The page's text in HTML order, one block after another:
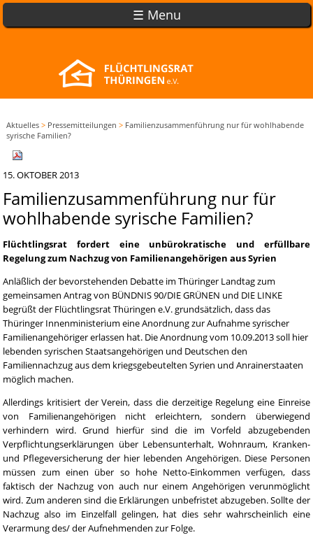
☰ Menu
Aktuelles > Pressemitteilungen > Familienzusammenführung nur für wohlhabende
syrische Familien?
15. OKTOBER 2013
Familienzusammenführung nur für
wohlhabende syrische Familien?
Flüchtlingsrat fordert eine unbürokratische und erfüllbare
Regelung zum Nachzug von Familienangehörigen aus Syrien
Anläßlich der bevorstehenden Debatte im Thüringer Landtag zum
gemeinsamen Antrag von BÜNDNIS 90/DIE GRÜNEN und DIE LINKE
begrüßt der Flüchtlingsrat Thüringen e.V. grundsätzlich, dass das
Thüringer Innenministerium eine Anordnung zur Aufnahme syrischer
Familienangehöriger erlassen hat. Die Anordnung vom 10.09.2013 soll hier
lebenden syrischen Staatsangehörigen und Deutschen den
Familiennachzug aus dem kriegsgebeutelten Syrien und Anrainerstaaten
möglich machen.
Allerdings kritisiert der Verein, dass die derzeitige Regelung eine Einreise
von Familienangehörigen nicht erleichtern, sondern überwiegend
verhindern wird. Grund hierfür sind die im Vorfeld abzugebenden
Verpflichtungserklärungen über Lebensunterhalt, Wohnraum, Kranken-
und Pflegeversicherung der hier lebenden Angehörigen. Diese Personen
müssen zum einen über so hohe Netto-Einkommen verfügen, dass
faktisch der Nachzug von auch nur einem Angehörigen verunmöglicht
wird. Zum anderen sind die Erklärungen unbefristet abzugeben. Sollte der
Nachzug also im Einzelfall gelingen, hat dies sehr wahrscheinlich eine
Verarmung des/ der Aufnehmenden zur Folge.